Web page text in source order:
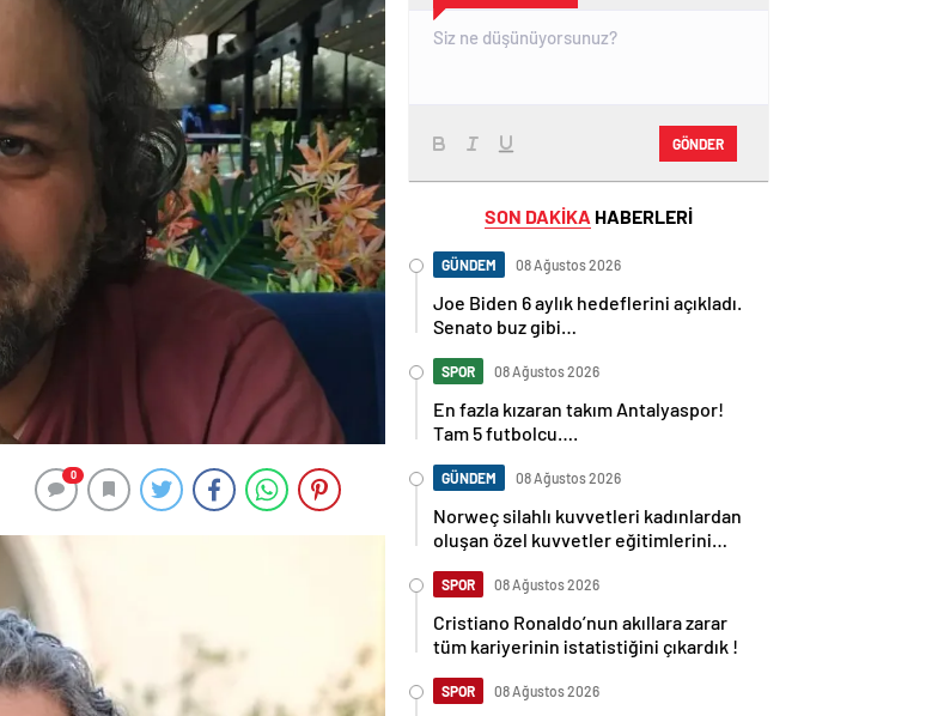
0
GÖNDER
SON DAKİKA HABERLERİ
GÜNDEM 08 Ağustos 2026
Joe Biden 6 aylık hedeflerini açıkladı.
Senato buz gibi…
SPOR 08 Ağustos 2026
En fazla kızaran takım Antalyaspor!
Tam 5 futbolcu….
GÜNDEM 08 Ağustos 2026
Norweç silahlı kuvvetleri kadınlardan
oluşan özel kuvvetler eğitimlerini
SPOR 08 Ağustos 2026
Cristiano Ronaldo’nun akıllara zarar
tüm kariyerinin istatistiğini çıkardık !
SPOR 08 Ağustos 2026